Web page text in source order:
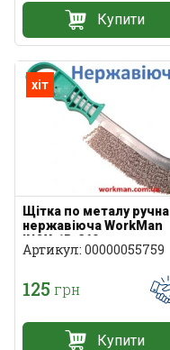
Купити
хіт
Щітка по металу ручна
нержавіюча WorkMan
INOX-1R-260
Артикул: 00000055759
125 грн
Купити